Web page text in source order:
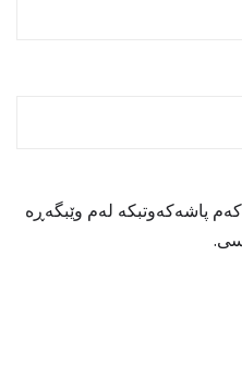
پاشەکەوتبکە لەم وێبگەڕە